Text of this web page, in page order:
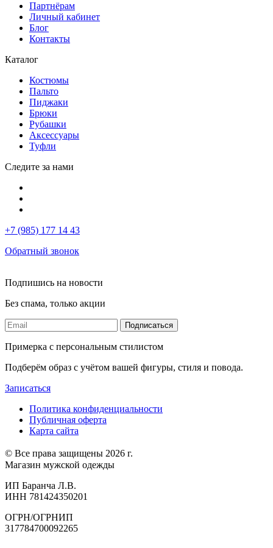
Партнёрам
Личный кабинет
Блог
Контакты
Каталог
Костюмы
Пальто
Пиджаки
Брюки
Рубашки
Аксессуары
Туфли
Следите за нами
+7 (985) 177 14 43
Обратный звонок
Подпишись на новости
Без спама, только акции
Подписаться
Примерка с персональным стилистом
Подберём образ с учётом вашей фигуры, стиля и повода.
Записаться
Политика конфиденциальности
Публичная оферта
Карта сайта
© Все права защищены 2026 г.
Магазин мужской одежды
ИП Баранча Л.В.
ИНН 781424350201
ОГРН/ОГРНИП
317784700092265